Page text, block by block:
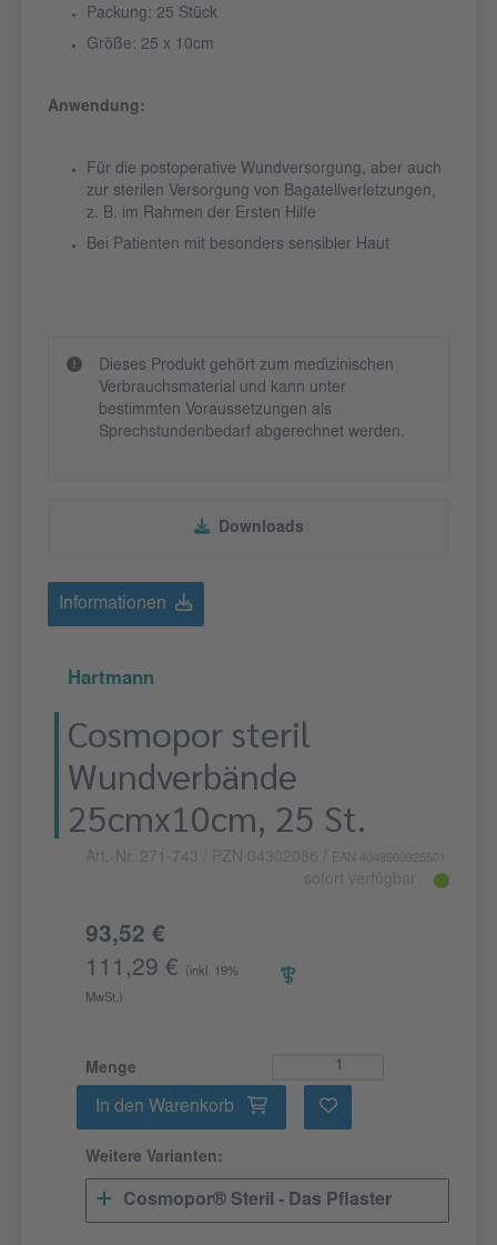
Packung: 25 Stück
Größe: 25 x 10cm
Anwendung:
Für die postoperative Wundversorgung, aber auch
zur sterilen Versorgung von Bagatellverletzungen,
z. B. im Rahmen der Ersten Hilfe
Bei Patienten mit besonders sensibler Haut
Dieses Produkt gehört zum medizinischen
Verbrauchsmaterial und kann unter
bestimmten Voraussetzungen als
Sprechstundenbedarf abgerechnet werden.
Downloads
Informationen
Hartmann
Cosmopor steril
Wundverbände
25cmx10cm, 25 St.
Art.-Nr. 271-743 / PZN 04302086 EAN 4049500925501
sofort verfügbar
93,52 €
111,29 €
(inkl. 19%
MwSt.)
Menge
In den Warenkorb
Weitere Varianten:
Cosmopor® Steril - Das Pflaster